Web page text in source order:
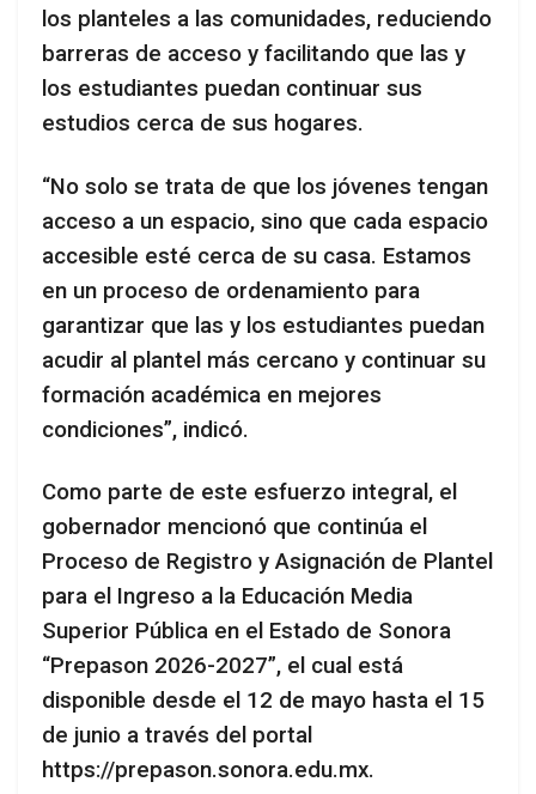
los planteles a las comunidades, reduciendo
barreras de acceso y facilitando que las y
los estudiantes puedan continuar sus
estudios cerca de sus hogares.
“No solo se trata de que los jóvenes tengan
acceso a un espacio, sino que cada espacio
accesible esté cerca de su casa. Estamos
en un proceso de ordenamiento para
garantizar que las y los estudiantes puedan
acudir al plantel más cercano y continuar su
formación académica en mejores
condiciones”, indicó.
Como parte de este esfuerzo integral, el
gobernador mencionó que continúa el
Proceso de Registro y Asignación de Plantel
para el Ingreso a la Educación Media
Superior Pública en el Estado de Sonora
“Prepason 2026-2027”, el cual está
disponible desde el 12 de mayo hasta el 15
de junio a través del portal
https://prepason.sonora.edu.mx.